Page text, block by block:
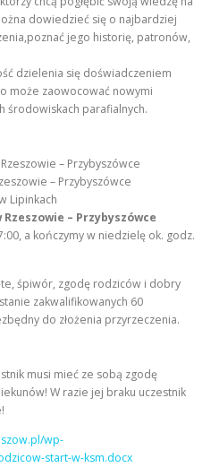
dowiedzieć się o najbardziej
jego historię, patronów,
dzielenia się doświadczeniem
może zaowocować nowymi
środowiskach parafialnych.
– Przybyszówce
– Przybyszówce
Lipinkach
Rzeszowie – Przybyszówce
a kończymy w niedzielę ok. godz.
śpiwór, zgodę rodziców i dobry
zakwalifikowanych 60
do złożenia przyrzeczenia.
musi mieć ze sobą zgodę
W razie jej braku uczestnik
wp-
start-w-ksm.docx